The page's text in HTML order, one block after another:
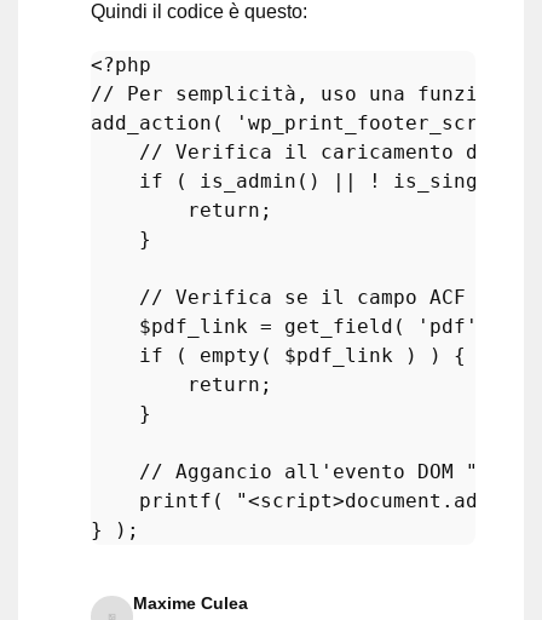
Quindi il codice è questo:
<?php
// Per semplicità, uso una funzione
add_action ( 'wp_print_footer_scripts'
// Verifica il caricamento del
if ( is_admin () || ! is_singular
return ;
    }
// Verifica se il campo ACF PDF
$pdf_link = get_field ( 'pdf'
if ( empty ( $pdf_link ) ) {
return ;
    }
// Aggancio all'evento DOM
printf (
Maxime Culea